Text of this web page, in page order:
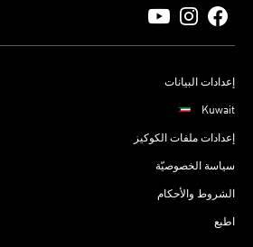
إعدادات البيانات
Kuwait
إعدادات ملفات الكوكيز
سياسة الخصوصيّة
الشروط والأحكام
اطبع